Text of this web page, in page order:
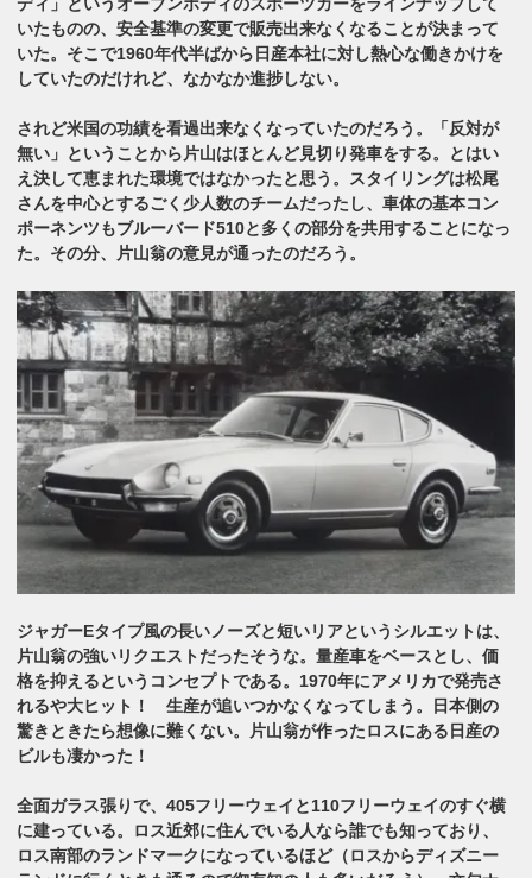
いたものの、安全基準の変更で販売出来なくなることが決まって
いた。そこで1960年代半ばから日産本社に対し熱心な働きかけを
していたのだけれど、なかなか進捗しない。
されど米国の功績を看過出来なくなっていたのだろう。「反対が
無い」ということから片山はほとんど見切り発車をする。とはい
え決して恵まれた環境ではなかったと思う。スタイリングは松尾
さんを中心とするごく少人数のチームだったし、車体の基本コン
ポーネンツもブルーバード510と多くの部分を共用することになっ
た。その分、片山翁の意見が通ったのだろう。
ジャガーEタイプ風の長いノーズと短いリアというシルエットは、
片山翁の強いリクエストだったそうな。量産車をベースとし、価
格を抑えるというコンセプトである。1970年にアメリカで発売さ
れるや大ヒット！ 生産が追いつかなくなってしまう。日本側の
驚きときたら想像に難くない。片山翁が作ったロスにある日産の
ビルも凄かった！
全面ガラス張りで、405フリーウェイと110フリーウェイのすぐ横
に建っている。ロス近郊に住んでいる人なら誰でも知っており、
ロス南部のランドマークになっているほど（ロスからディズニー